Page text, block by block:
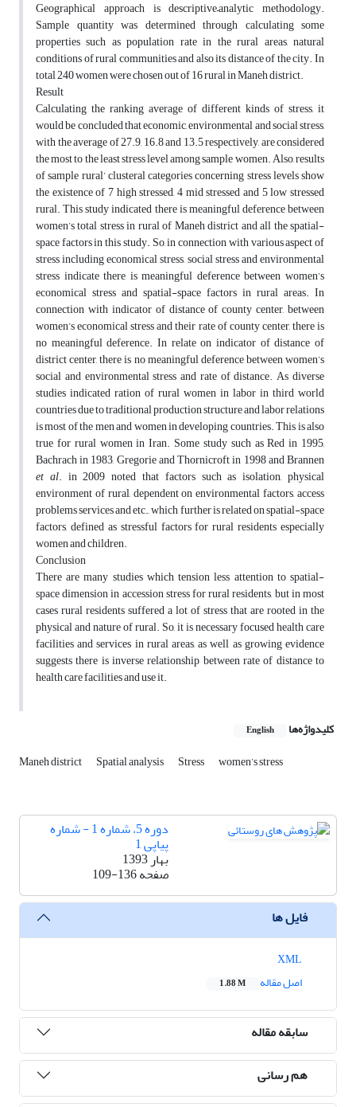
Geographical approach is descriptive–analytic methodology.
Sample quantity was determined through calculating some
properties such as population rate in the rural areas, natural
conditions of rural communities and also its distance of the city. In
total 240 women were chosen out of 16 rural in Maneh district.
Result
Calculating the ranking average of different kinds of stress, it
would be concluded that economic, environmental and social stress,
with the average of 27.9, 16.8 and 13.5 respectively, are considered
the most to the least stress level among sample women. Also, results
of sample rural’ clusteral categories concerning stress levels show
the existence of 7 high stressed, 4 mid stressed and 5 low stressed
rural. This study indicated there is meaningful deference between
women’s total stress in rural of Maneh district and all the spatial-
space factors in this study. So, in connection with various aspect of
stress including economical stress, social stress and environmental
stress indicate there is meaningful deference between women’s
economical stress and spatial-space factors in rural areas. In
connection with indicator of distance of county center, between
women’s economical stress and their rate of county center, there is
no meaningful deference. In relate on indicator of distance of
district center, there is no meaningful deference between women’s
social and environmental stress and rate of distance. As diverse
studies indicated ration of rural women in labor in third world
countries due to traditional production structure and labor relations
is most of the men and women in developing countries. This is also
true for rural women in Iran. Some study such as Red in 1995,
Bachrach in 1983, Gregorie and Thornicroft in 1998 and Brannen
et al. in 2009 noted that factors such as isolation, physical
environment of rural, dependent on environmental factors, access
problems services and etc., which further is related on spatial-space
factors, defined as stressful factors for rural residents especially
women and children.
Conclusion
There are many studies which tension less attention to spatial-
space dimension in accession stress for rural residents, but in most
cases rural residents suffered a lot of stress that are rooted in the
physical and nature of rural. So, it is necessary focused health care
facilities and services in rural areas, as well as growing evidence
suggests there is inverse relationship between rate of distance to
health care facilities and use it.
کلیدواژه‌ها English
Maneh district Spatial analysis Stress women’s stress
دوره 5، شماره 1 - شماره
پیاپی 1
بهار 1393
صفحه109-136
فایل ها
اصل مقاله
1.88 M
سابقه مقاله
هم رسانی